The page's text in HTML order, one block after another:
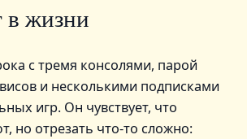
в жизни
с тремя консолями, парой
и несколькими подписками
игр. Он чувствует, что
но отрезать что-то сложно: